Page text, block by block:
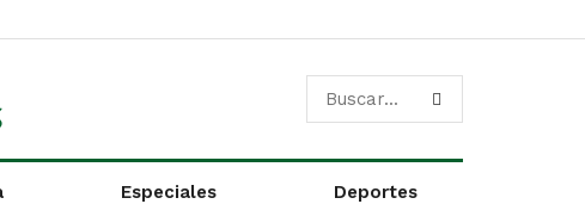
Especiales Deportes